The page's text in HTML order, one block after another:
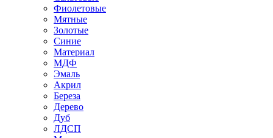
Фиолетовые
Мятные
Золотые
Синие
Материал
МДФ
Эмаль
Акрил
Береза
Дерево
Дуб
ЛДСП